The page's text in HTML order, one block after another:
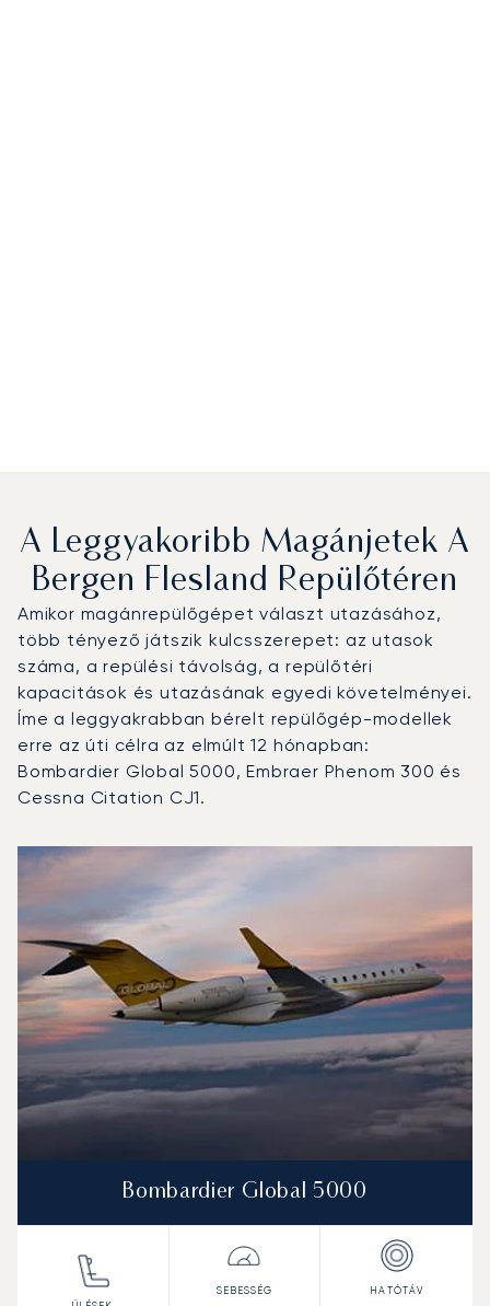
A Leggyakoribb Magánjetek A
Bergen Flesland Repülőtéren
Amikor magánrepülőgépet választ utazásához,
több tényező játszik kulcsszerepet: az utasok
száma, a repülési távolság, a repülőtéri
kapacitások és utazásának egyedi követelményei.
Íme a leggyakrabban bérelt repülőgép-modellek
erre az úti célra az elmúlt 12 hónapban:
Bombardier Global 5000, Embraer Phenom 300 és
Cessna Citation CJ1.
Repülőgép fotója
Repülőgép-típus
Sebesség (km/h)
Hatótávolság (NM)
Bombardier Global 5000